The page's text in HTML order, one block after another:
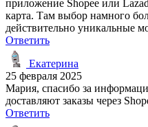
приложение Shopee или
карта. Там выбор намного
действительно уникальные
Ответить
Екатерина
25 февраля 2025
Мария, спасибо за
доставляют заказы через
Ответить